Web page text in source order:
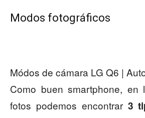
Modos fotográficos
Módos de cámara LG Q6 |
Como buen smartphone, en
fotos podemos encontrar 3